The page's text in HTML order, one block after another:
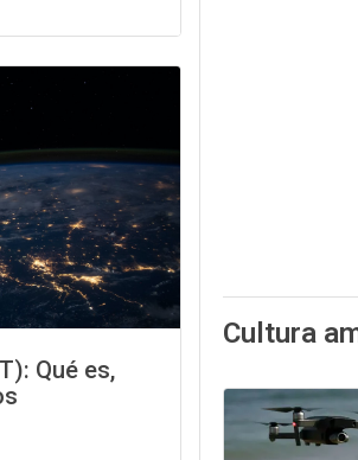
Qué es,
Cultura